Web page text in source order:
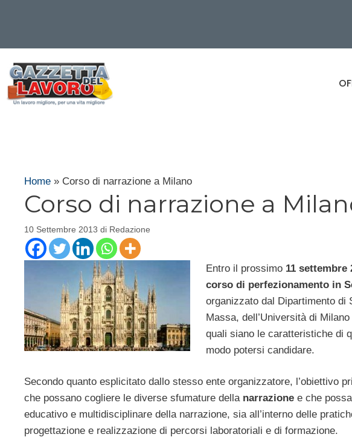
contenuto
Home » Corso di narrazione a Milano
Corso di narrazione a
10 Settembre 2013 di Redazione
Entro il prossimo 11 settembre
corso di perfezionamento in
organizzato dal Dipartimento di
Massa, dell’Università di
quali siano le caratteristiche di
modo potersi candidare.
Secondo quanto esplicitato dallo stesso ente organizzatore, l’obiettivo
che possano cogliere le diverse sfumature della narrazione e che
educativo e multidisciplinare della narrazione, sia all’interno delle
progettazione e realizzazione di percorsi laboratoriali e di formazione.